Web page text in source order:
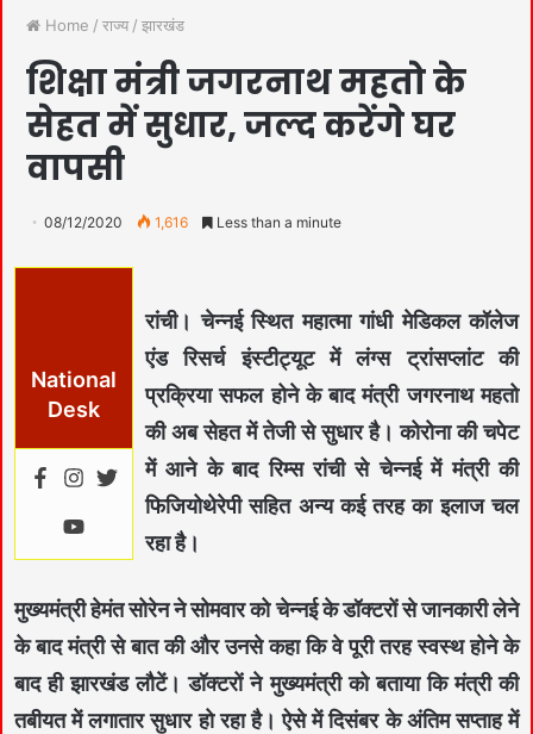
Home / राज्य / झारखंड
शिक्षा मंत्री जगरनाथ महतो के
सेहत में सुधार, जल्द करेंगे घर
वापसी
08/12/2020 1,616 Less than a minute
National
Desk
रांची। चेन्नई स्थित महात्मा गांधी मेडिकल कॉलेज
एंड रिसर्च इंस्टीट्यूट में लंग्स ट्रांसप्लांट की
प्रक्रिया सफल होने के बाद मंत्री जगरनाथ महतो
की अब सेहत में तेजी से सुधार है। कोरोना की चपेट
में आने के बाद रिम्स रांची से चेन्नई में मंत्री की
फिजियोथेरेपी सहित अन्य कई तरह का इलाज चल
रहा है।
मुख्यमंत्री हेमंत सोरेन ने सोमवार को चेन्नई के डॉक्टरों से जानकारी लेने
के बाद मंत्री से बात की और उनसे कहा कि वे पूरी तरह स्वस्थ होने के
बाद ही झारखंड लौटें। डॉक्टरों ने मुख्यमंत्री को बताया कि मंत्री की
तबीयत में लगातार सुधार हो रहा है। ऐसे में दिसंबर के अंतिम सप्ताह में